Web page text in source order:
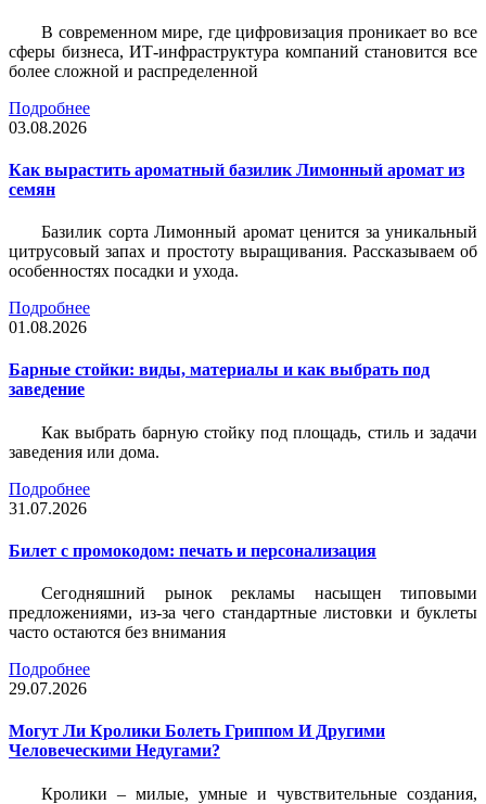
В современном мире, где цифровизация проникает во все
сферы бизнеса, ИТ-инфраструктура компаний становится все
более сложной и распределенной
Подробнее
03.08.2026
Как вырастить ароматный базилик Лимонный аромат из
семян
Базилик сорта Лимонный аромат ценится за уникальный
цитрусовый запах и простоту выращивания. Рассказываем об
особенностях посадки и ухода.
Подробнее
01.08.2026
Барные стойки: виды, материалы и как выбрать под
заведение
Как выбрать барную стойку под площадь, стиль и задачи
заведения или дома.
Подробнее
31.07.2026
Билет c промокодом: печать и персонализация
Сегодняшний рынок рекламы насыщен типовыми
предложениями, из-за чего стандартные листовки и буклеты
часто остаются без внимания
Подробнее
29.07.2026
Могут Ли Кролики Болеть Гриппом И Другими
Человеческими Недугами?
Кролики – милые, умные и чувствительные создания,